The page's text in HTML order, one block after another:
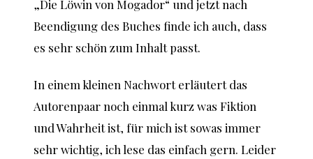
„Die Löwin von Mogador“ und jetzt nach
Beendigung des Buches finde ich auch, dass
es sehr schön zum Inhalt passt.
In einem kleinen Nachwort erläutert das
Autorenpaar noch einmal kurz was Fiktion
und Wahrheit ist, für mich ist sowas immer
sehr wichtig, ich lese das einfach gern. Leider